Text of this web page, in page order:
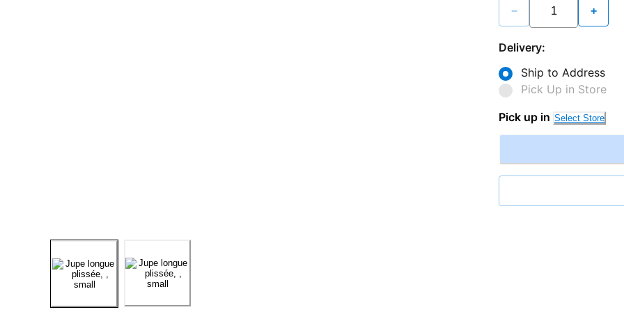
− +
Delivery:
Ship to Address
Pick Up in Store
Pick up in Select Store